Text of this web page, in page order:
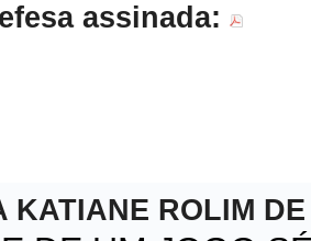
assinada:
KATIANE ROLIM